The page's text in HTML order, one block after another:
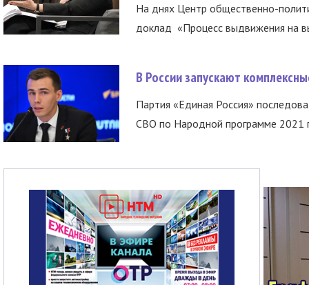
На днях Центр общественно-
доклад «Процесс выдвижения на
В России запускают
Партия «Единая Россия»
СВО по Народной программе 2021